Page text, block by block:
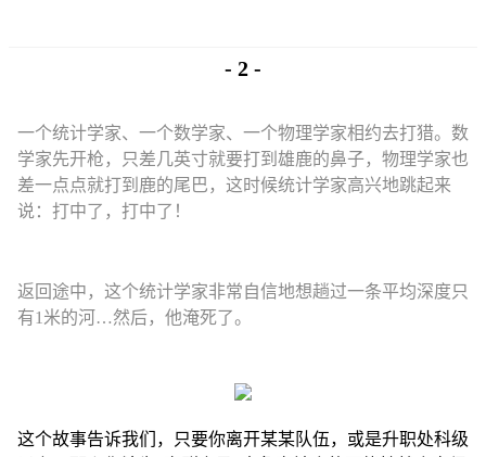
- 2 -
一个统计学家、一个数学家、一个物理学家相约去打猎。数
学家先开枪，只差几英寸就要打到雄鹿的鼻子，物理学家也
差一点点就打到鹿的尾巴，这时候统计学家高兴地跳起来
说：打中了，打中了！
返回途中，这个统计学家非常自信地想趟过一条平均深度只
有1米的河…然后，他淹死了。
这个故事告诉我们，只要你离开某某队伍，或是升职处科级